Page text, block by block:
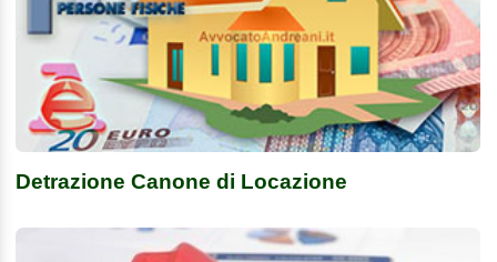
Detrazione Canone di Locazione